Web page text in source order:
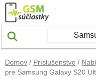
Prejsť na obsah
Domov / Príslušenstvo /
pre Samsung Galaxy S20